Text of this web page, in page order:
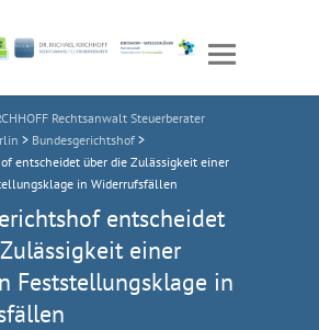
Rechtsanwalt Steuerberater
> Bundesgerichtshof >
entscheidet über die Zulässigkeit einer
in Widerrufsfällen
entscheidet
einer
Feststellungsklage in